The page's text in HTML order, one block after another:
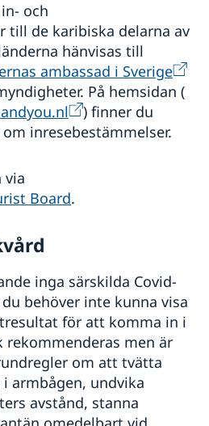
och
till de karibiska delarna av
hänvisas till
ambassad i Sverige
På hemsidan (
) finner du
inresebestämmelser.
via
Board.
inga särskilda Covid-
behöver inte kunna visa
för att komma in i
rekommenderas men är
om att tvätta
armbågen, undvika
avstånd, stanna